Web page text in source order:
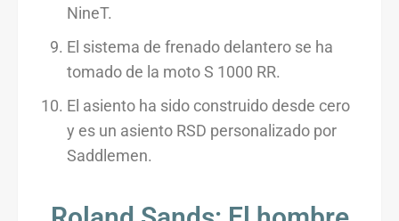
NineT.
El sistema de frenado delantero se ha
tomado de la moto S 1000 RR.
El asiento ha sido construido desde cero
y es un asiento RSD personalizado por
Saddlemen.